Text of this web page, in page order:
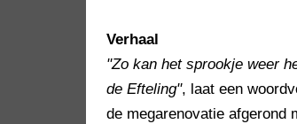
Verhaal
"Zo kan het sprookje weer
de Efteling", laat een
de megarenovatie afgerond